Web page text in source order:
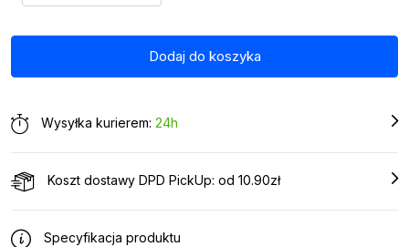
Wysyłka kurierem: 24h
Koszt dostawy DPD PickUp: od 10.90zł
Specyfikacja produktu